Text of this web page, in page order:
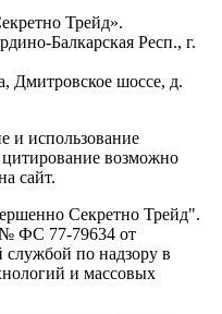
Трейд».
Балкарская Респ., г.
Дмитровское шоссе, д.
и использование
цитирование возможно
сайт.
Секретно Трейд".
№ ФС 77-79634 от
службой по надзору в
и массовых